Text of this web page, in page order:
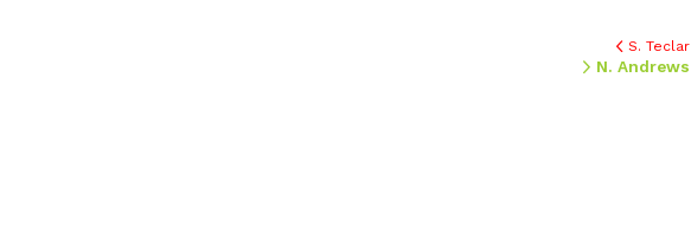
S. Teclar
N. Andrews